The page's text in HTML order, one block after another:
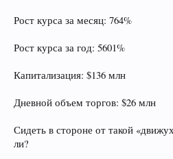
Рост курса за месяц: 764%
Рост курса за год: 5601%
Капитализация: $136 млн
Дневной объем торгов: $26 млн
Сидеть в стороне от такой
ли?